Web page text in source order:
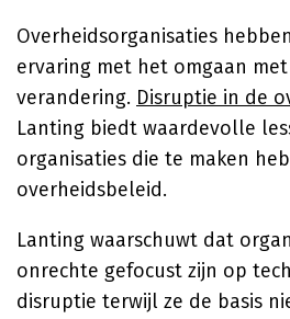
Overheidsorganisaties
ervaring met het omgaan
verandering. Disruptie in de
Lanting biedt waardevolle
organisaties die te maken
overheidsbeleid.
Lanting waarschuwt dat
onrechte gefocust zijn op
disruptie terwijl ze de basis